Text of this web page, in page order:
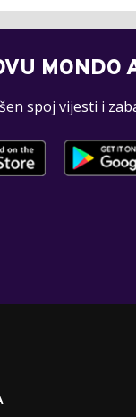
MONDO
spoj vijesti i